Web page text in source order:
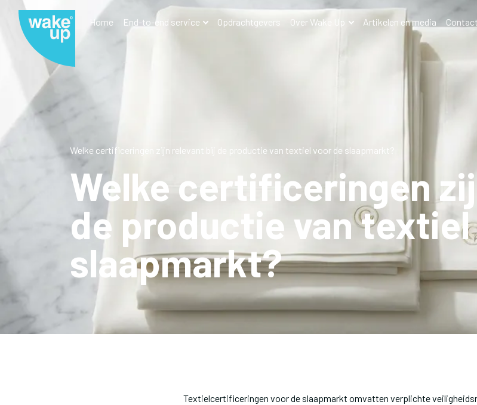
Home End-to-end service Opdrachtgevers Over Wake Up Artikelen en media Contact
Welke certificeringen zijn relevant bij de productie van textiel voor de slaapmarkt?
Welke certificeringen
de productie van textiel
slaapmarkt?
Textielcertificeringen voor de slaapmarkt omvatten verplichte